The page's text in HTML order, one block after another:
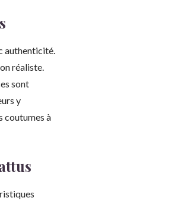
authenticité.
réaliste.
sont
y
coutumes à